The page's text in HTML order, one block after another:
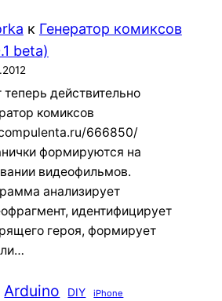
к Генератор комиксов
beta)
теперь действительно
комиксов
666850/
формируются на
видеофильмов.
анализирует
идентифицирует
героя, формирует
Arduino DIY iPhone